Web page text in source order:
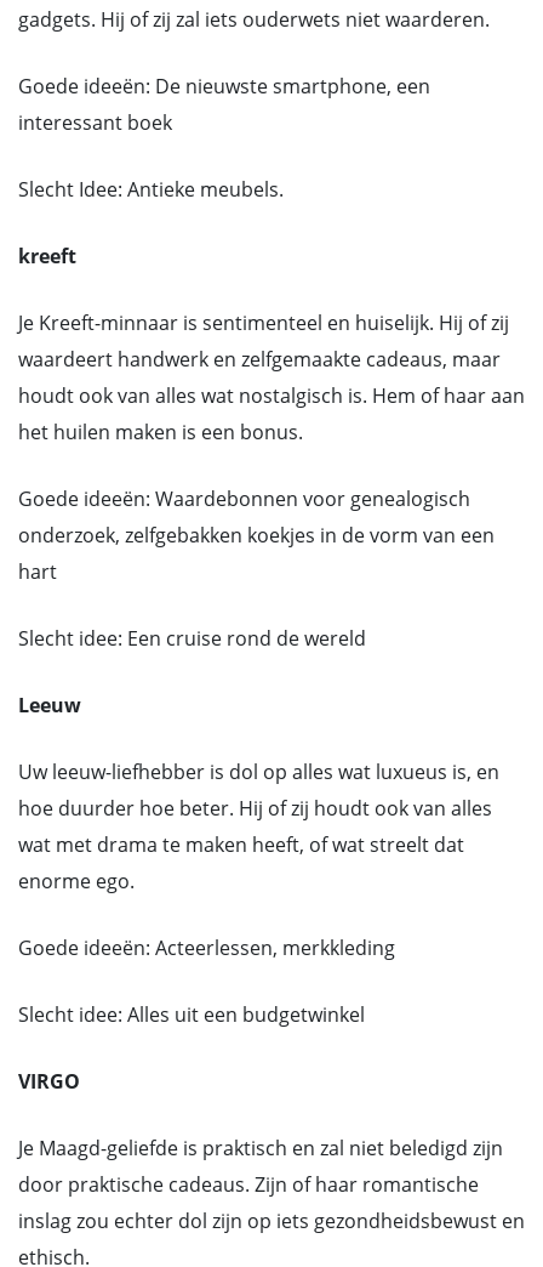
gadgets. Hij of zij zal iets ouderwets niet waarderen.
Goede ideeën: De nieuwste smartphone, een
interessant boek
Slecht Idee: Antieke meubels.
kreeft
Je Kreeft-minnaar is sentimenteel en huiselijk. Hij of zij
waardeert handwerk en zelfgemaakte cadeaus, maar
houdt ook van alles wat nostalgisch is. Hem of haar aan
het huilen maken is een bonus.
Goede ideeën: Waardebonnen voor genealogisch
onderzoek, zelfgebakken koekjes in de vorm van een
hart
Slecht idee: Een cruise rond de wereld
Leeuw
Uw leeuw-liefhebber is dol op alles wat luxueus is, en
hoe duurder hoe beter. Hij of zij houdt ook van alles
wat met drama te maken heeft, of wat streelt dat
enorme ego.
Goede ideeën: Acteerlessen, merkkleding
Slecht idee: Alles uit een budgetwinkel
VIRGO
Je Maagd-geliefde is praktisch en zal niet beledigd zijn
door praktische cadeaus. Zijn of haar romantische
inslag zou echter dol zijn op iets gezondheidsbewust en
ethisch.